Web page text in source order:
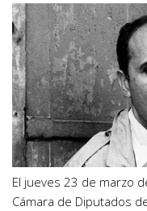
El jueves 23 de marzo
Cámara de Diputados